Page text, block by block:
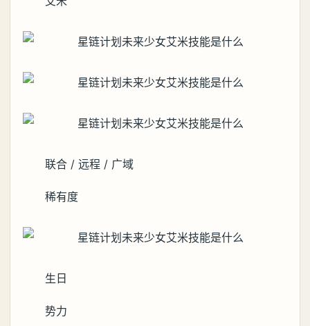
联合 / 远程 / 广域
稀有度
生日
势力